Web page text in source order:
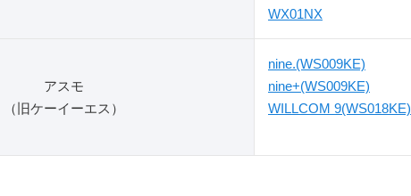
WX01NX
アスモ
（旧ケーイーエス）
nine.(WS009KE)
nine+(WS009KE)
WILLCOM 9(WS018KE)